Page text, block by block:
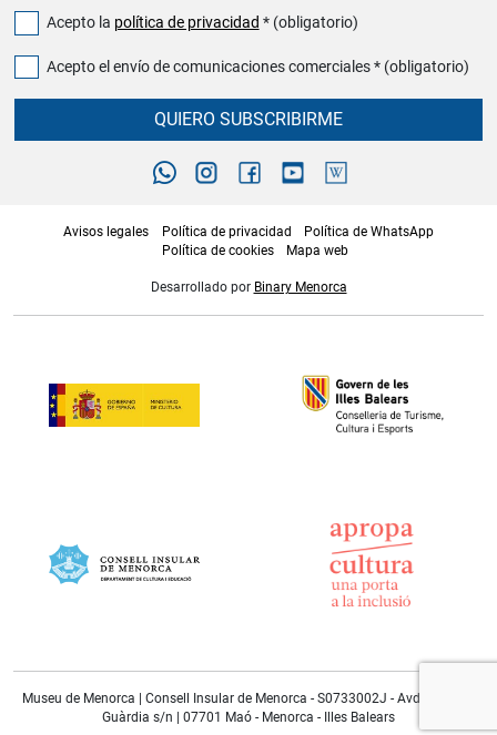
Acepto la política de privacidad * (obligatorio)
Acepto el envío de comunicaciones comerciales * (obligatorio)
QUIERO SUBSCRIBIRME
Avisos legales Política de privacidad
Política de WhatsApp
Política de cookies
Mapa web
Desarrollado por Binary Menorca
Museu de Menorca | Consell Insular de Menorca - S0733002J - Avda. Doctor
Guàrdia s/n | 07701 Maó - Menorca - Illes Balears